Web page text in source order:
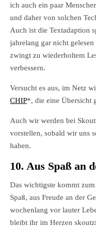
ich auch ein paar
und daher von solchen
Auch ist die Textadaption
jahrelang gar nicht
zwingt zu wiederholtem
verbessern.
Versucht es aus, im Netz
CHIP*, die eine Übersicht
Auch wir werden bei
vorstellen, sobald wir uns
haben.
10. Aus Spaß an
Das wichtigste kommt
Spaß, aus Freude an der
wochenlang vor lauter
bleibt ihr im Herzen